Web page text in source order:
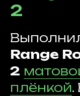
2
Range
2
плёнкой.